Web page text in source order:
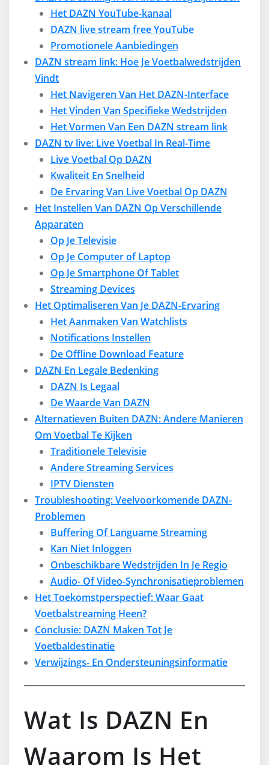
Het DAZN YouTube-kanaal
DAZN live stream free YouTube
Promotionele Aanbiedingen
DAZN stream link: Hoe Je Voetbalwedstrijden
Vindt
Het Navigeren Van Het DAZN-Interface
Het Vinden Van Specifieke Wedstrijden
Het Vormen Van Een DAZN stream link
DAZN tv live: Live Voetbal In Real-Time
Live Voetbal Op DAZN
Kwaliteit En Snelheid
De Ervaring Van Live Voetbal Op DAZN
Het Instellen Van DAZN Op Verschillende
Apparaten
Op Je Televisie
Op Je Computer of Laptop
Op Je Smartphone Of Tablet
Streaming Devices
Het Optimaliseren Van Je DAZN-Ervaring
Het Aanmaken Van Watchlists
Notifications Instellen
De Offline Download Feature
DAZN En Legale Bedenking
DAZN Is Legaal
De Waarde Van DAZN
Alternatieven Buiten DAZN: Andere Manieren
Om Voetbal Te Kijken
Traditionele Televisie
Andere Streaming Services
IPTV Diensten
Troubleshooting: Veelvoorkomende DAZN-
Problemen
Buffering Of Languame Streaming
Kan Niet Inloggen
Onbeschikbare Wedstrijden In Je Regio
Audio- Of Video-Synchronisatieproblemen
Het Toekomstperspectief: Waar Gaat
Voetbalstreaming Heen?
Conclusie: DAZN Maken Tot Je
Voetbaldestinatie
Verwijzings- En Ondersteuningsinformatie
Wat Is DAZN En
Waarom Is Het